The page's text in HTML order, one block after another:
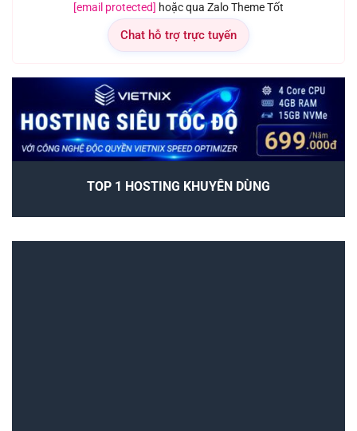
[email protected] hoặc qua Zalo Theme Tốt
Chat hỗ trợ trực tuyến
TOP 1 HOSTING KHUYÊN DÙNG